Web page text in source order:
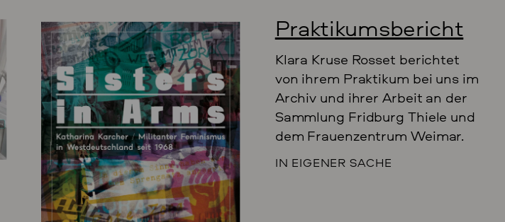
Praktikumsbericht
IN EIGENER SACHE
Klara Kruse Rosset berichtet
von ihrem Praktikum bei uns im
Archiv und ihrer Arbeit an der
Sammlung Fridburg Thiele und
dem Frauenzentrum Weimar.